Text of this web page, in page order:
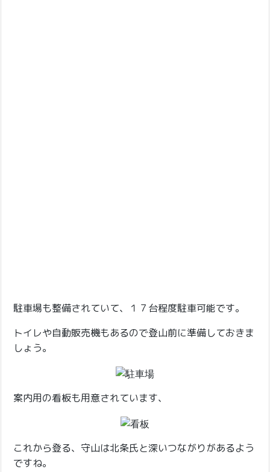
駐車場も整備されていて、１７台程度駐車可能です。
トイレや自動販売機もあるので登山前に準備しておきま
しょう。
案内用の看板も用意されています、
これから登る、守山は北条氏と深いつながりがあるよう
ですね。